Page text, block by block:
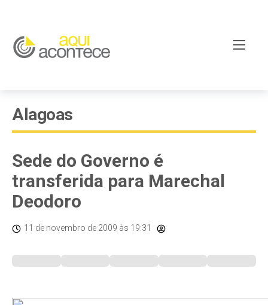
Alagoas
Sede do Governo é
transferida para Marechal
Deodoro
11 de novembro de 2009 às 19:31